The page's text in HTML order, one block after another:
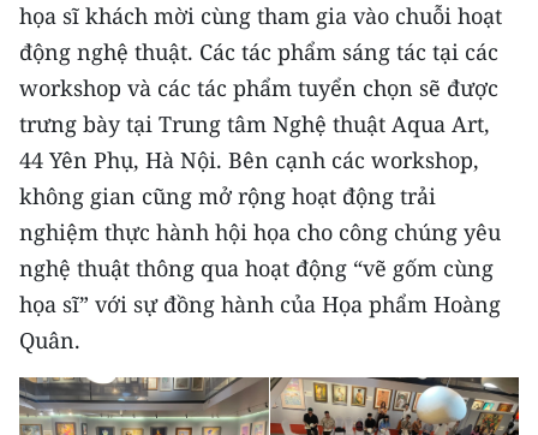
Media Môi trường
Ảnh
Infographic
TIN MỚI
TIN ĐỊA PHƯƠNG
Trung du và miền núi phía Bắc
Đồng bằng sông Hồng
Bắc Trung Bộ
họa sĩ khách mời cùng tham gia vào chuỗi hoạt
động nghệ thuật. Các tác phẩm sáng tác tại các
workshop và các tác phẩm tuyển chọn sẽ được
trưng bày tại Trung tâm Nghệ thuật Aqua Art,
44 Yên Phụ, Hà Nội. Bên cạnh các workshop,
không gian cũng mở rộng hoạt động trải
nghiệm thực hành hội họa cho công chúng yêu
nghệ thuật thông qua hoạt động “vẽ gốm cùng
họa sĩ” với sự đồng hành của Họa phẩm Hoàng
Quân.